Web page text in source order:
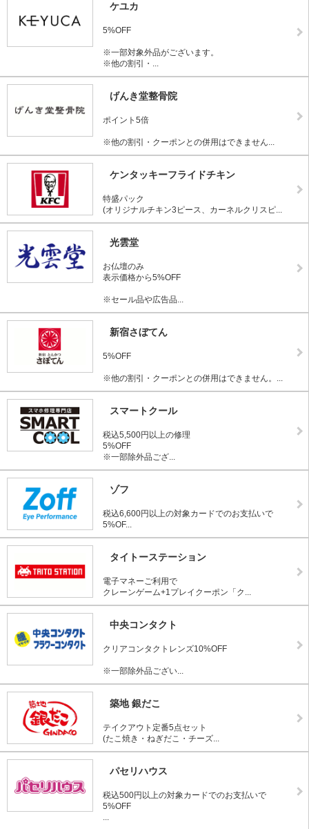
ケユカ
5%OFF
※一部対象外品がございます。
※他の割引・...
げんき堂整骨院
ポイント5倍
※他の割引・クーポンとの併用はできません...
ケンタッキーフライドチキン
特盛パック
(オリジナルチキン3ピース、カーネルクリスピ...
光雲堂
お仏壇のみ
表示価格から5%OFF
※セール品や広告品...
新宿さぼてん
5%OFF
※他の割引・クーポンとの併用はできません。...
スマートクール
税込5,500円以上の修理
5%OFF
※一部除外品ござ...
ゾフ
税込6,600円以上の対象カードでのお支払いで
5%OF...
タイトーステーション
電子マネーご利用で
クレーンゲーム+1プレイクーポン「ク...
中央コンタクト
クリアコンタクトレンズ10%OFF
※一部除外品ござい...
築地 銀だこ
テイクアウト定番5点セット
(たこ焼き・ねぎだこ・チーズ...
パセリハウス
税込500円以上の対象カードでのお支払いで
5%OFF
...